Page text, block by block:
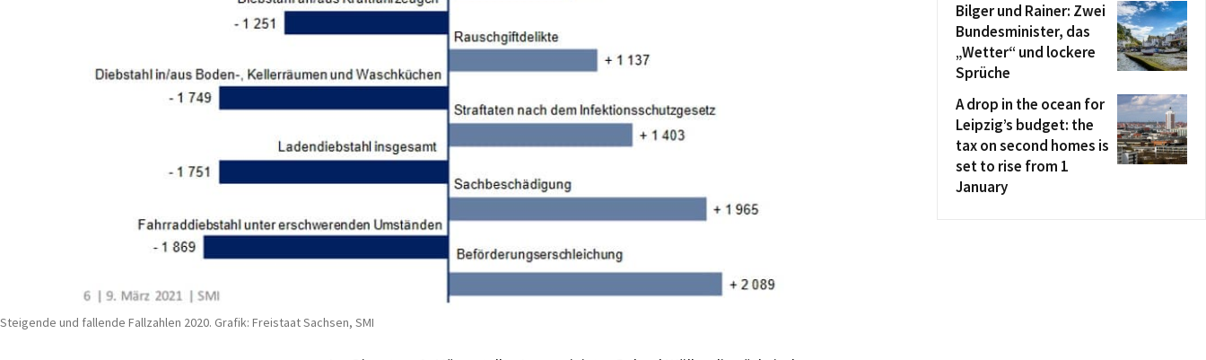
Steigende und fallende Fallzahlen 2020. Grafik: Freistaat Sachsen, SMI
Bilger und Rainer: Zwei
Bundesminister, das
„Wetter“ und lockere
Sprüche
A drop in the ocean for
Leipzig’s budget: the
tax on second homes is
set to rise from 1
January